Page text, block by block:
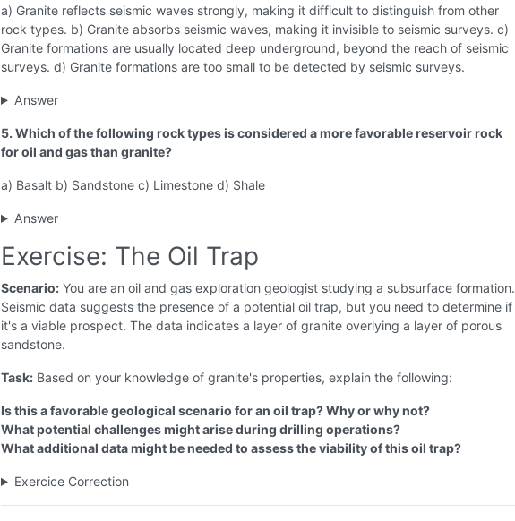
a) Granite reflects seismic waves strongly, making it difficult to distinguish from other
rock types. b) Granite absorbs seismic waves, making it invisible to seismic surveys. c)
Granite formations are usually located deep underground, beyond the reach of seismic
surveys. d) Granite formations are too small to be detected by seismic surveys.
Answer
5. Which of the following rock types is considered a more favorable reservoir rock
for oil and gas than granite?
a) Basalt b) Sandstone c) Limestone d) Shale
Answer
Exercise: The Oil Trap
Scenario: You are an oil and gas exploration geologist studying a subsurface formation.
Seismic data suggests the presence of a potential oil trap, but you need to determine if
it's a viable prospect. The data indicates a layer of granite overlying a layer of porous
sandstone.
Task: Based on your knowledge of granite's properties, explain the following:
Is this a favorable geological scenario for an oil trap? Why or why not?
What potential challenges might arise during drilling operations?
What additional data might be needed to assess the viability of this oil trap?
Exercice Correction